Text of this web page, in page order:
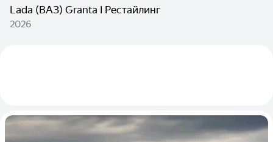
Lada (ВАЗ) Granta I Рестайлинг
2026